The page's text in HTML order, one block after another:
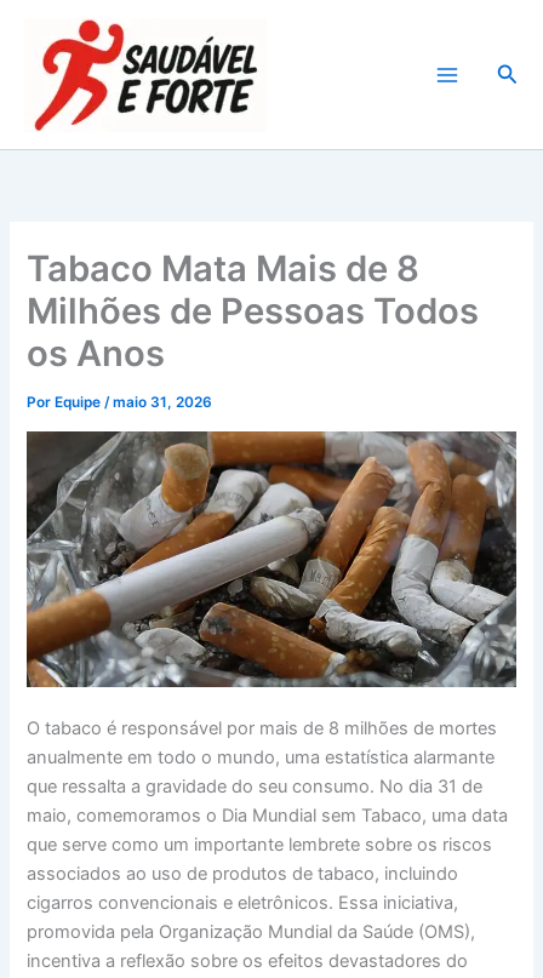
conteúdo
Tabaco Mata Mais de 8
Milhões de Pessoas Todos
os Anos
Por Equipe/maio 31, 2026
O tabaco é responsável por mais de 8 milhões de mortes
anualmente em todo o mundo, uma estatística alarmante
que ressalta a gravidade do seu consumo. No dia 31 de
maio, comemoramos o Dia Mundial sem Tabaco, uma data
que serve como um importante lembrete sobre os riscos
associados ao uso de produtos de tabaco, incluindo
cigarros convencionais e eletrônicos. Essa iniciativa,
promovida pela Organização Mundial da Saúde (OMS),
incentiva a reflexão sobre os efeitos devastadores do